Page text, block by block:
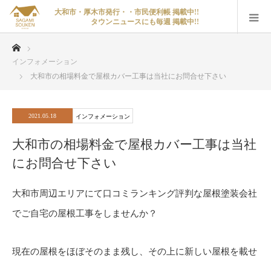
大和市・厚木市発行・・市民便利帳 掲載中!!
タウンニュースにも毎週 掲載中!!
インフォメーション
大和市の相場料金で屋根カバー工事は当社にお問合せ下さい
2021.05.18 インフォメーション
大和市の相場料金で屋根カバー工事は当社
にお問合せ下さい
大和市周辺エリアにて口コミランキング評判な屋根塗装会社
でご自宅の屋根工事をしませんか？
現在の屋根をほぼそのまま残し、その上に新しい屋根を載せ